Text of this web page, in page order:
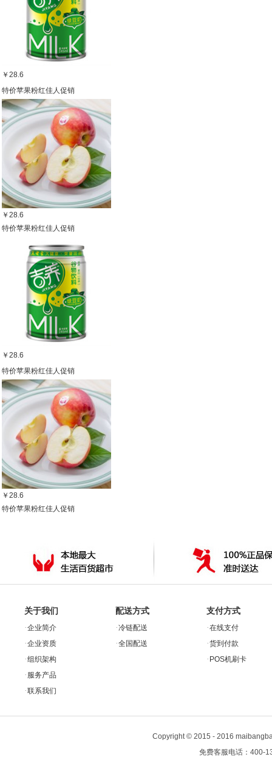
￥28.6
特价苹果粉红佳人促销
￥28.6
特价苹果粉红佳人促销
￥28.6
特价苹果粉红佳人促销
￥28.6
特价苹果粉红佳人促销
关于我们
·企业简介
·企业资质
·组织架构
· 服务产品
·联系我们
配送方式
·冷链配送
·全国配送
支付方式
·在线支付
·货到付款
· POS机刷卡
Copyright© 2015 - 2016
免费客服电话：400-